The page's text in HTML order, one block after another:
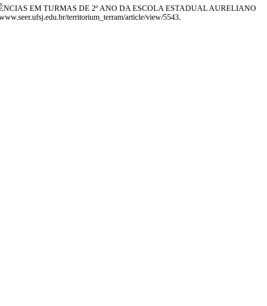
EM TURMAS DE 2º ANO DA ESCOLA ESTADUAL AURELIANO
territorium_terram/article/view/5543.